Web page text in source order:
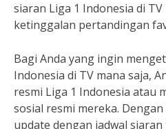
siaran Liga 1 Indonesia di
ketinggalan pertandingan
Bagi Anda yang ingin
Indonesia di TV mana saja,
resmi Liga 1 Indonesia atau
sosial resmi mereka.
update dengan jadwal